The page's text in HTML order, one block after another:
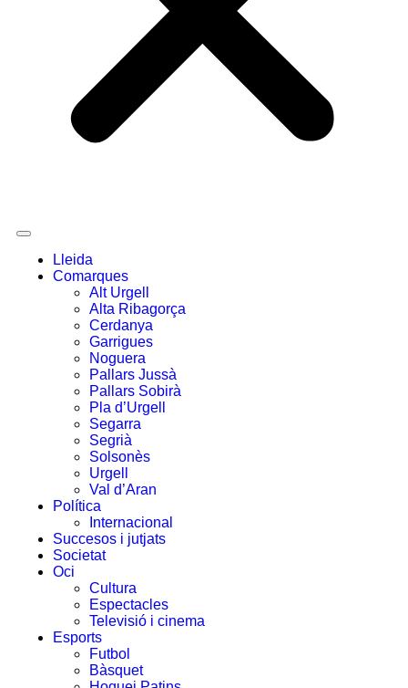
Lleida
Comarques
Alt Urgell
Alta Ribagorça
Cerdanya
Garrigues
Noguera
Pallars Jussà
Pallars Sobirà
Pla d’Urgell
Segarra
Segrià
Solsonès
Urgell
Val d’Aran
Política
Internacional
Succesos i jutjats
Societat
Oci
Cultura
Espectacles
Televisió i cinema
Esports
Futbol
Bàsquet